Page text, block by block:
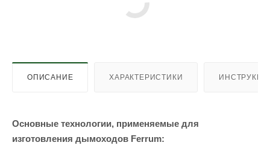
ОПИСАНИЕ ХАРАКТЕРИСТИКИ
Основные технологии, применяемые для
изготовления дымоходов Ferrum: